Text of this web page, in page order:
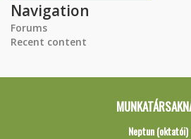
Navigation
Forums
Recent content
Neptun (oktatói)